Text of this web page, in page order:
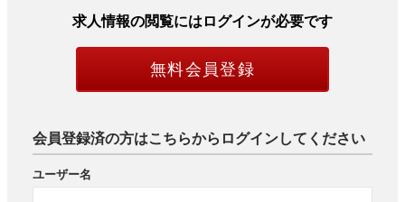
求人情報の閲覧にはログインが必要です
無料会員登録
会員登録済の方はこちらからログインしてください
ユーザー名